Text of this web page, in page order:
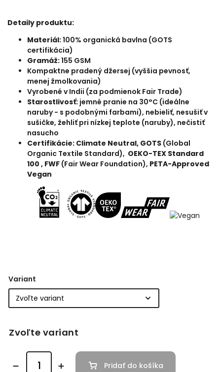
Detaily produktu:
Materiál:100% organická bavlna (GOTS
certifikácia)
Gramáž:155 GSM
Kompaktne pradený džersej (vyššia pevnosť,
menej žmolkovania)
Vyrobené v Indii (za podmienok Fair Trade)
Starostlivosť: jemné pranie na 30°C (ideálne
naruby - s podobnými farbami), nebieliť, nesušiť v
sušičke, žehliť pri nízkej teplote (naruby), nečistiť
nasucho
Certifikácie: Climate Neutral, GOTS (Global
Organic Textile Standard), OEKO-TEX Standard
100 , FWF (Fair Wear Foundation), PETA-Approved
Vegan
Variant
Zvoľte variant
Pridať do košíka